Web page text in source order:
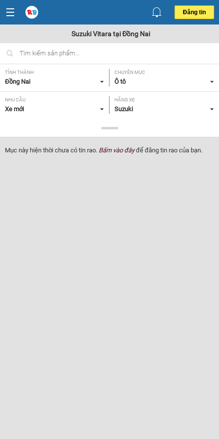
Đăng tin
Suzuki Vitara tại Đồng Nai
TỈNH THÀNH
Đồng Nai
CHUYÊN MỤC
Ô tô
NHU CẦU
Xe mới
HÃNG XE
Suzuki
Vitara
NĂM SẢN XUẤT
Tất cả
GIÁ XE XUẤT XỨ
Mục này hiện thời chưa có tin rao. Bấm vào đâyđể đăng tin rao của bạn.